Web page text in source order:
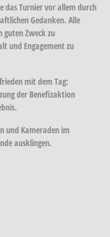
das Turnier vor allem durch
Gedanken. Alle
guten Zweck zu
und Engagement zu
mit dem Tag:
der Benefizaktion
und Kameraden im
ausklingen.